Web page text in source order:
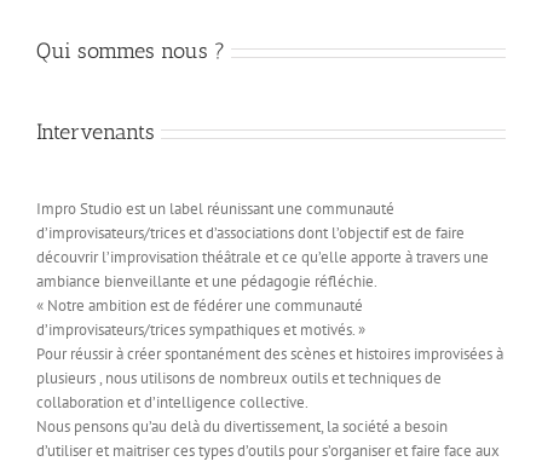
Qui sommes nous ?
Intervenants
Impro Studio est un label réunissant une communauté
d’improvisateurs/trices et d’associations dont l’objectif est de faire
découvrir l’improvisation théâtrale et ce qu’elle apporte à travers une
ambiance bienveillante et une pédagogie réfléchie.
« Notre ambition est de fédérer une communauté
d’improvisateurs/trices sympathiques et motivés. »
Pour réussir à créer spontanément des scènes et histoires improvisées à
plusieurs , nous utilisons de nombreux outils et techniques de
collaboration et d’intelligence collective.
Nous pensons qu’au delà du divertissement, la société a besoin
d’utiliser et maitriser ces types d’outils pour s’organiser et faire face aux